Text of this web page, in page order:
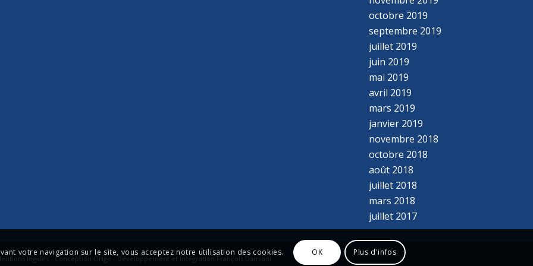
octobre 2019
septembre 2019
juillet 2019
juin 2019
mai 2019
avril 2019
mars 2019
janvier 2019
novembre 2018
octobre 2018
août 2018
juillet 2018
mars 2018
juillet 2017
légales - Conception Origo - Développement et Intégration François Damiani
votre navigation sur le site, vous acceptez notre utilisation des cookies. OK Plus d'infos